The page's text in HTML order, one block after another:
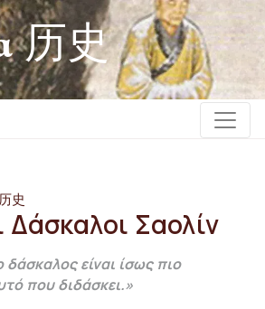
历史
史
Δάσκαλοι Σαολίν
δάσκαλος είναι ίσως πιο
που διδάσκει.»